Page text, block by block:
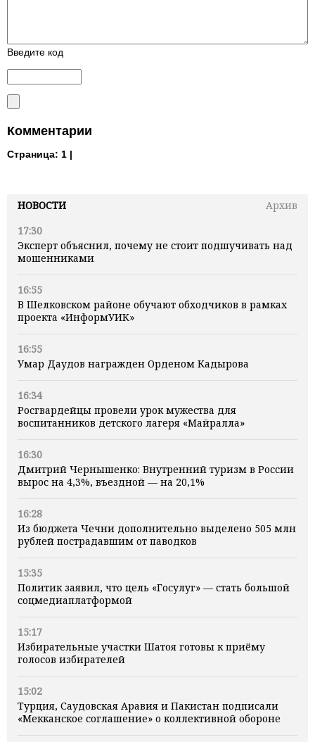
НОВОСТИ
Архив
17:30
Эксперт объяснил, почему не стоит подшучивать над
мошенниками
16:55
В Шелковском районе обучают обходчиков в рамках
проекта «ИнформУИК»
16:55
Умар Даудов награжден Орденом Кадырова
16:34
Росгвардейцы провели урок мужества для
воспитанников детского лагеря «Майралла»
16:30
Дмитрий Чернышенко: Внутренний туризм в России
вырос на 4,3%, въездной — на 20,1%
16:28
Из бюджета Чечни дополнительно выделено 505 млн
рублей пострадавшим от паводков
15:35
Политик заявил, что цель «Госулуг» — стать большой
соцмедиаплатформой
15:17
Избирательные участки Шатоя готовы к приёму
голосов избирателей
15:02
Турция, Саудовская Аравия и Пакистан подписали
«Мекканское соглашение» о коллективной обороне
Введите код
Комментарии
Страница: 1 |